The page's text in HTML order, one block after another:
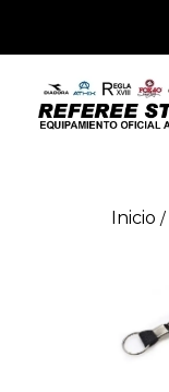
Inicio /